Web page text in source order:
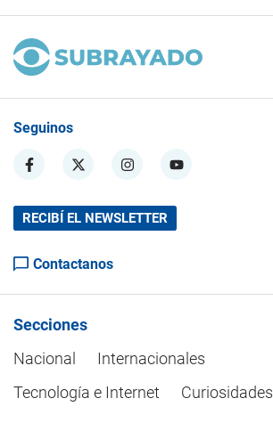
Seguinos
RECIBÍ EL NEWSLETTER
Contactanos
Secciones
Nacional
Internacionales
Tecnología e Internet
Curiosidades